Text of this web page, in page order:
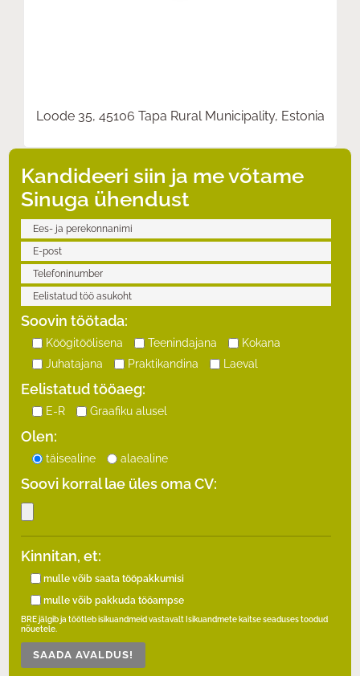
Kandideeri siin ja me võtame
Sinuga ühendust
Soovin töötada:
Köögitöölisena Teenindajana
Kokana
Juhatajana
Praktikandina Laeval
Eelistatud tööaeg:
E-R Graafiku alusel
Olen:
täisealine alaealine
Soovi korral lae üles oma CV:
Kinnitan, et:
mulle võib saata tööpakkumisi
mulle võib pakkuda tööampse
BRE jälgib ja töötleb isikuandmeid vastavalt Isikuandmete kaitse seaduses toodud
nõuetele.
Loode 35, 45106 Tapa Rural Municipality, Estonia